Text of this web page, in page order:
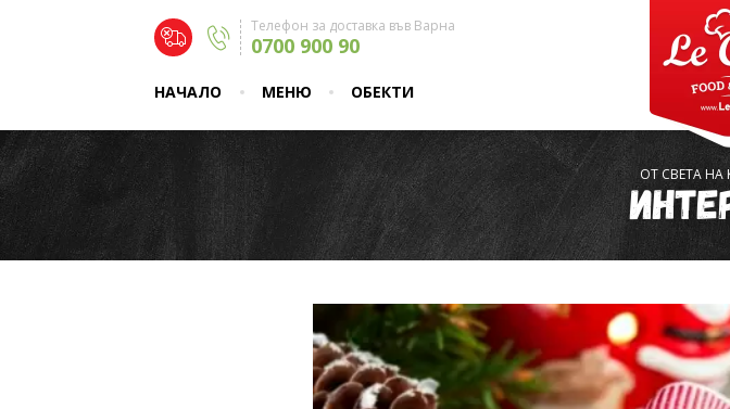
Телефон за доставка във Варна
0700 900 90
НАЧАЛО МЕНЮ ОБЕКТИ
ОТ СВЕТА НА